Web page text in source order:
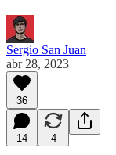
Sergio San Juan
abr 28, 2023
36
14 4